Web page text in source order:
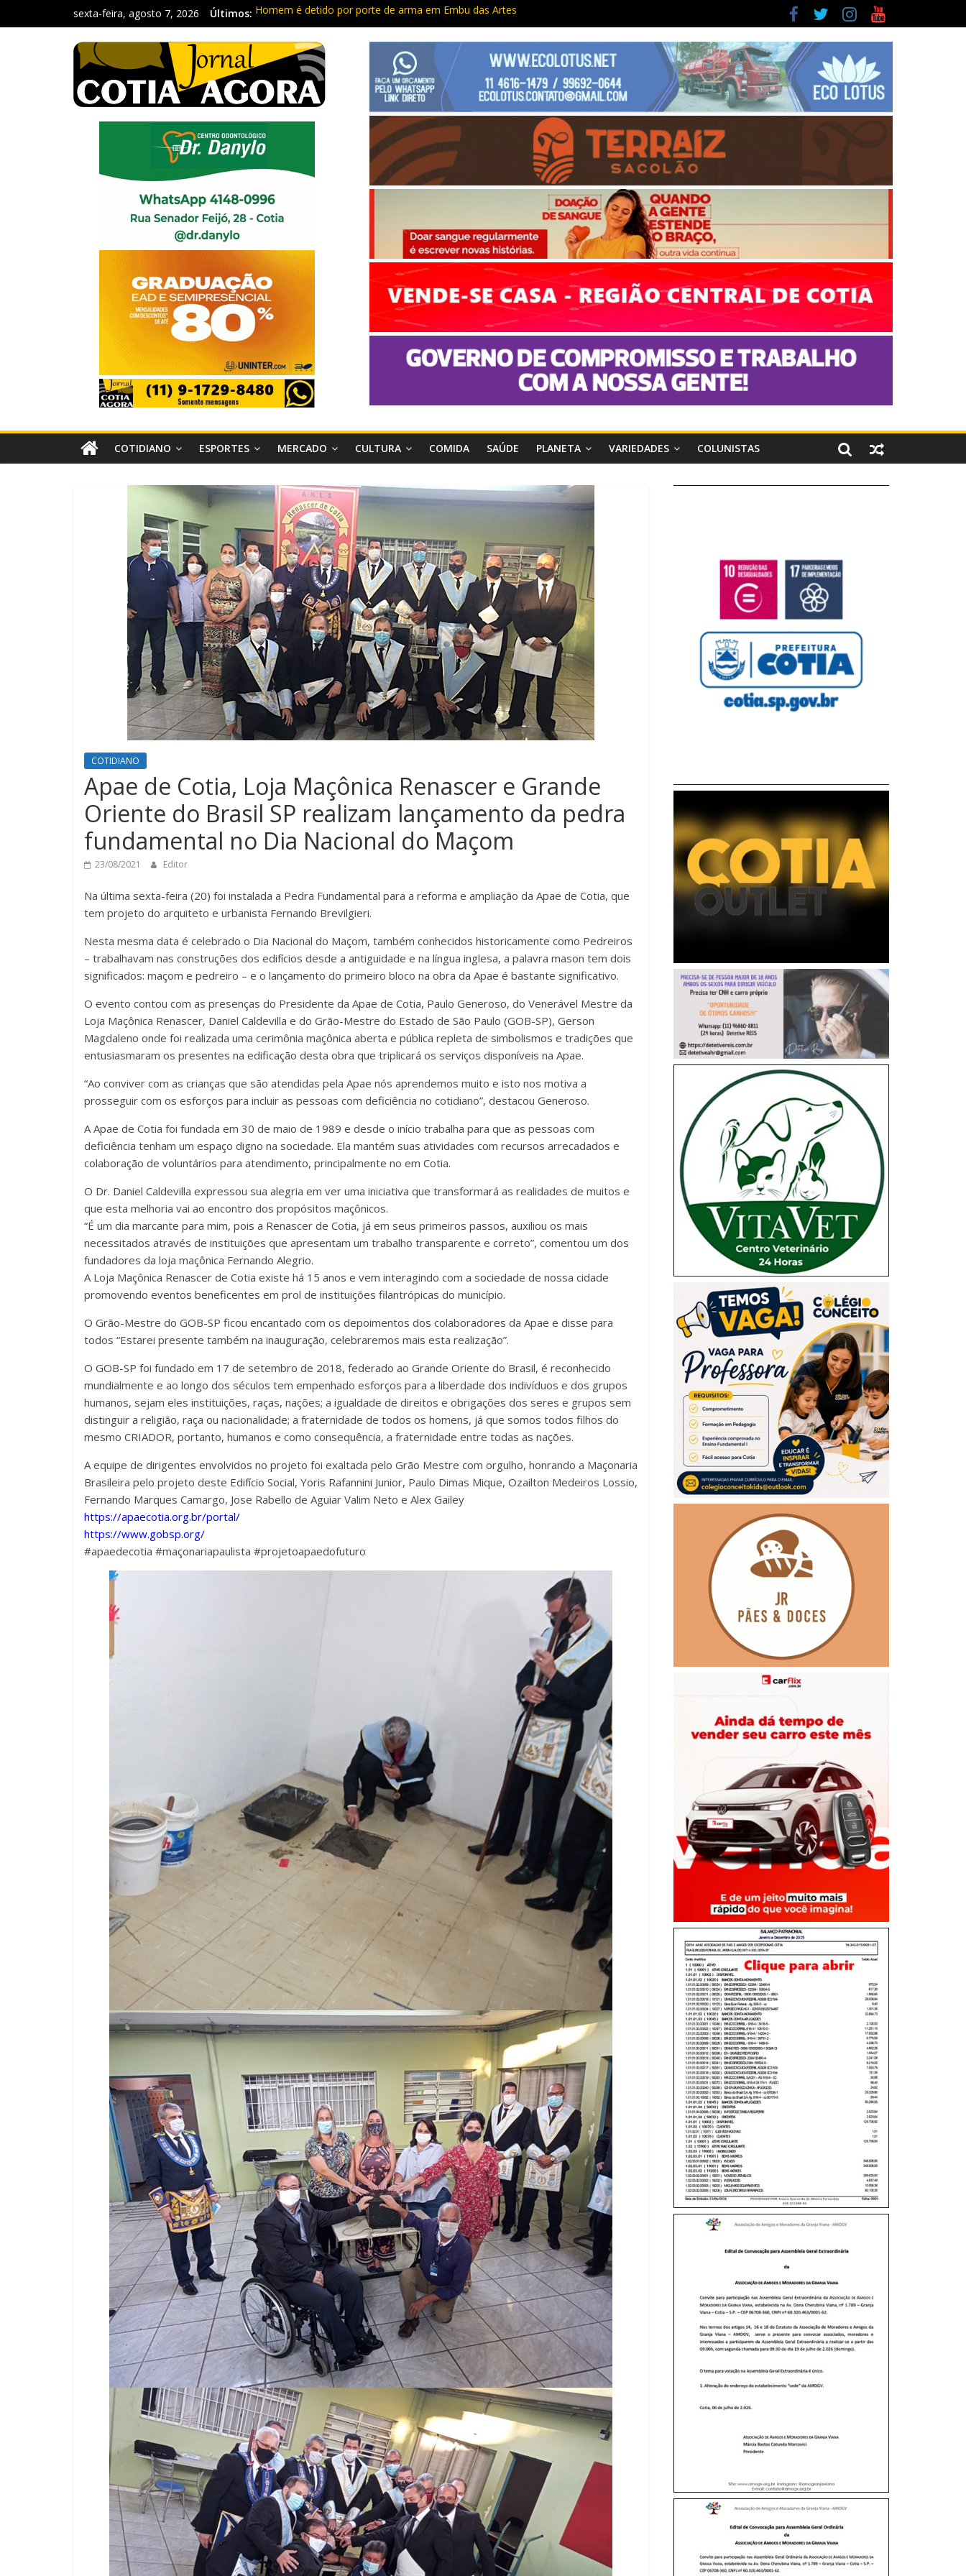
sexta-feira, agosto 7, 2026 Últimos: Homem é detido por porte de arma em Embu das Artes
Carretas da Capacitação trazem cursos gratuitos para Cotia e Vargem Grande
Traficante é preso com quase 400 porções de drogas no Jardim Rosemeire
Radares de Cotia vão passar por manutenção e vias serão interditadas
PM prende homem com grande quantidade de entorpecentes em Itapevi
COTIDIANO ESPORTES MERCADO CULTURA COMIDA SAÚDE PLANETA VARIEDADES COLUNISTAS
COTIDIANO
Apae de Cotia, Loja Maçônica Renascer e Grande
Oriente do Brasil SP realizam lançamento da pedra
fundamental no Dia Nacional do Maçom
23/08/2021 Editor
Na última sexta-feira (20) foi instalada a Pedra Fundamental para a reforma e ampliação da Apae de Cotia, que
tem projeto do arquiteto e urbanista Fernando Brevilgieri.
Nesta mesma data é celebrado o Dia Nacional do Maçom, também conhecidos historicamente como Pedreiros
– trabalhavam nas construções dos edifícios desde a antiguidade e na língua inglesa, a palavra mason tem dois
significados: maçom e pedreiro – e o lançamento do primeiro bloco na obra da Apae é bastante significativo.
O evento contou com as presenças do Presidente da Apae de Cotia, Paulo Generoso, do Venerável Mestre da
Loja Maçônica Renascer, Daniel Caldevilla e do Grão-Mestre do Estado de São Paulo (GOB-SP), Gerson
Magdaleno onde foi realizada uma cerimônia maçônica aberta e pública repleta de simbolismos e tradições que
entusiasmaram os presentes na edificação desta obra que triplicará os serviços disponíveis na Apae.
“Ao conviver com as crianças que são atendidas pela Apae nós aprendemos muito e isto nos motiva a
prosseguir com os esforços para incluir as pessoas com deficiência no cotidiano”, destacou Generoso.
A Apae de Cotia foi fundada em 30 de maio de 1989 e desde o início trabalha para que as pessoas com
deficiência tenham um espaço digno na sociedade. Ela mantém suas atividades com recursos arrecadados e
colaboração de voluntários para atendimento, principalmente no em Cotia.
O Dr. Daniel Caldevilla expressou sua alegria em ver uma iniciativa que transformará as realidades de muitos e
que esta melhoria vai ao encontro dos propósitos maçônicos.
“É um dia marcante para mim, pois a Renascer de Cotia, já em seus primeiros passos, auxiliou os mais
necessitados através de instituições que apresentam um trabalho transparente e correto”, comentou um dos
fundadores da loja maçônica Fernando Alegrio.
A Loja Maçônica Renascer de Cotia existe há 15 anos e vem interagindo com a sociedade de nossa cidade
promovendo eventos beneficentes em prol de instituições filantrópicas do município.
O Grão-Mestre do GOB-SP ficou encantado com os depoimentos dos colaboradores da Apae e disse para
todos “Estarei presente também na inauguração, celebraremos mais esta realização”.
O GOB-SP foi fundado em 17 de setembro de 2018, federado ao Grande Oriente do Brasil, é reconhecido
mundialmente e ao longo dos séculos tem empenhado esforços para a liberdade dos indivíduos e dos grupos
humanos, sejam eles instituições, raças, nações; a igualdade de direitos e obrigações dos seres e grupos sem
distinguir a religião, raça ou nacionalidade; a fraternidade de todos os homens, já que somos todos filhos do
mesmo CRIADOR, portanto, humanos e como consequência, a fraternidade entre todas as nações.
A equipe de dirigentes envolvidos no projeto foi exaltada pelo Grão Mestre com orgulho, honrando a Maçonaria
Brasileira pelo projeto deste Edifício Social, Yoris Rafannini Junior, Paulo Dimas Mique, Ozailton Medeiros Lossio,
Fernando Marques Camargo, Jose Rabello de Aguiar Valim Neto e Alex Gailey
https://apaecotia.org.br/portal/
https://www.gobsp.org/
#apaedecotia #maçonariapaulista #projetoapaedofuturo